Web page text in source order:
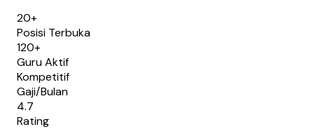
20+
Posisi Terbuka
120+
Guru Aktif
Kompetitif
Gaji/Bulan
4.7
Rating